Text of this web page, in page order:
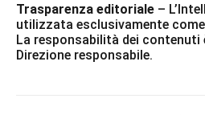
Trasparenza editoriale –
utilizzata esclusivamente
La responsabilità dei contenuti
Direzione responsabile.